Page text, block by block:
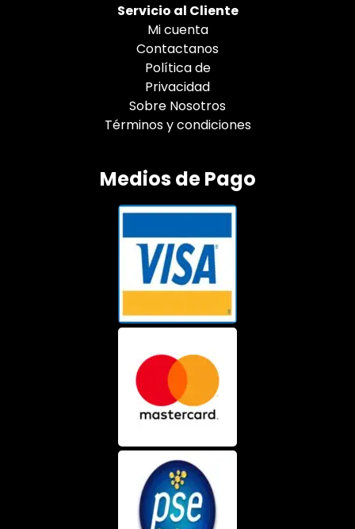
Servicio al Cliente
Mi cuenta
Contactanos
Política de
Privacidad
Sobre Nosotros
Términos y condiciones
Medios de Pago